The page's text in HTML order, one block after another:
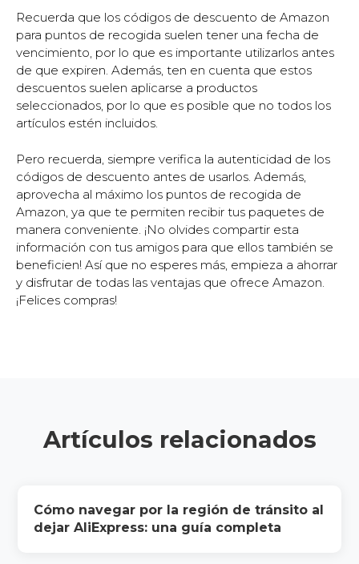
Recuerda que los códigos de descuento de Amazon
para puntos de recogida suelen tener una fecha de
vencimiento, por lo que es importante utilizarlos antes
de que expiren. Además, ten en cuenta que estos
descuentos suelen aplicarse a productos
seleccionados, por lo que es posible que no todos los
artículos estén incluidos.
Pero recuerda, siempre verifica la autenticidad de los
códigos de descuento antes de usarlos. Además,
aprovecha al máximo los puntos de recogida de
Amazon, ya que te permiten recibir tus paquetes de
manera conveniente. ¡No olvides compartir esta
información con tus amigos para que ellos también se
beneficien! Así que no esperes más, empieza a ahorrar
y disfrutar de todas las ventajas que ofrece Amazon.
¡Felices compras!
Artículos relacionados
Cómo navegar por la región de tránsito al
dejar AliExpress: una guía completa